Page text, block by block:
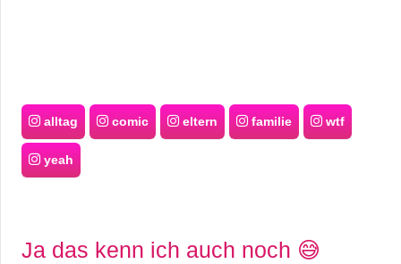
alltag comic eltern familie wtf
yeah
Ja das kenn ich auch noch 😅